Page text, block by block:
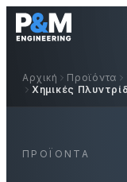
Αρχική Προϊόντα
Χημικές
ΠΡΟΪΌΝΤΑ